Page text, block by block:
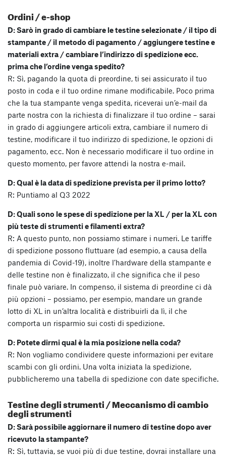
Ordini / e-shop
D: Sarò in grado di cambiare le testine selezionate / il tipo di
stampante / il metodo di pagamento / aggiungere testine e
materiali extra / cambiare l’indirizzo di spedizione ecc.
prima che l’ordine venga spedito?
R: Sì, pagando la quota di preordine, ti sei assicurato il tuo
posto in coda e il tuo ordine rimane modificabile. Poco prima
che la tua stampante venga spedita, riceverai un’e-mail da
parte nostra con la richiesta di finalizzare il tuo ordine – sarai
in grado di aggiungere articoli extra, cambiare il numero di
testine, modificare il tuo indirizzo di spedizione, le opzioni di
pagamento, ecc. Non è necessario modificare il tuo ordine in
questo momento, per favore attendi la nostra e-mail.
D: Qual è la data di spedizione prevista per il primo lotto?
R: Puntiamo al Q3 2022
D: Quali sono le spese di spedizione per la XL / per la XL con
più teste di strumenti e filamenti extra?
R: A questo punto, non possiamo stimare i numeri. Le tariffe
di spedizione possono fluttuare (ad esempio, a causa della
pandemia di Covid-19), inoltre l’hardware della stampante e
delle testine non è finalizzato, il che significa che il peso
finale può variare. In compenso, il sistema di preordine ci dà
più opzioni – possiamo, per esempio, mandare un grande
lotto di XL in un’altra località e distribuirli da lì, il che
comporta un risparmio sui costi di spedizione.
D: Potete dirmi qual è la mia posizione nella coda?
R: Non vogliamo condividere queste informazioni per evitare
scambi con gli ordini. Una volta iniziata la spedizione,
pubblicheremo una tabella di spedizione con date specifiche.
Testine degli strumenti / Meccanismo di cambio
degli strumenti
D: Sarà possibile aggiornare il numero di testine dopo aver
ricevuto la stampante?
R: Sì, tuttavia, se vuoi più di due testine, dovrai installare una